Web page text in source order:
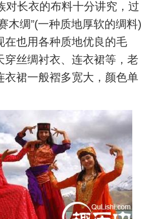
长衣的布料十分讲究，过
木绸”(一种质地厚软的绸料)
在也用各种质地优良的毛
穿丝绸衬衣、连衣裙等，老
衣裙一般褶多宽大，颜色单